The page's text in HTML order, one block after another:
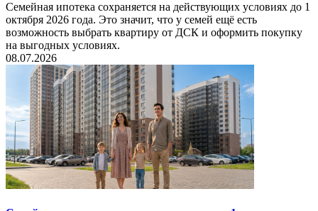
Семейная ипотека сохраняется на действующих условиях до 1
октября 2026 года. Это значит, что у семей ещё есть
возможность выбрать квартиру от ДСК и оформить покупку
на выгодных условиях.
08.07.2026